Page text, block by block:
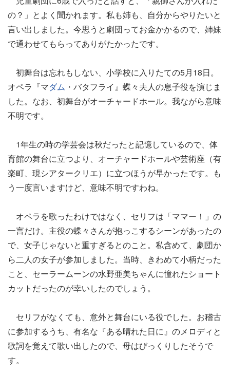
の？」とよく聞かれます。私も姉も、自分からやりたいと
言い出しました。今思うと劇団ってお金かかるので、姉妹
で通わせてもらってありがたかったです。
初舞台は忘れもしない、小学校に入りたての5月18日。
オペラ『マダム ・バタフライ』蝶々夫人の息子役を演じま
した。なお、初舞台がオーチャードホール。我ながら意味
不明です。
1年生の時の学芸会は秋だったと記憶しているので、体
育館の舞台に立つより、オーチャードホールや芸術座（有
楽町、現シアタークリエ）に立つほうが早かったです。も
う一度言いますけど、意味不明ですわね。
オペラを歌ったわけではなく、セリフは「ママー！」の
一言だけ。主役の蝶々さんが抱っこするシーンがあったの
で、女子じゃないと重すぎるとのこと。私含めて、劇団か
ら二人の女子が参加しました。当時、きわめて小柄だった
こと、セーラームーンの水野亜美ちゃんに憧れたショート
カットだったのが幸いしたのでしょう。
セリフがなくても、意外と舞台にいる役でした。お稽古
に参加するうち、有名な『ある晴れた日に』のメロディと
歌詞を覚えて歌い出したので、母はびっくりしたそうで
す。